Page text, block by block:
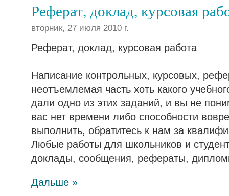
Реферат, доклад, курсовая
вторник, 27 июля 2010 г.
Реферат, доклад, курсовая работа
Написание контрольных, курсовых,
неотъемлемая часть хоть какого
дали одно из этих заданий, и вы не
вас нет времени либо способности
выполнить, обратитесь к нам за
Любые работы для школьников и
доклады, сообщения, рефераты,
Дальше »